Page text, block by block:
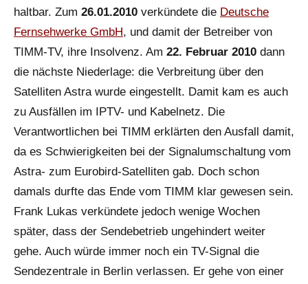
haltbar. Zum 26.01.2010 verkündete die Deutsche
Fernsehwerke GmbH, und damit der Betreiber von
TIMM-TV, ihre Insolvenz. Am 22. Februar 2010 dann
die nächste Niederlage: die Verbreitung über den
Satelliten Astra wurde eingestellt. Damit kam es auch
zu Ausfällen im IPTV- und Kabelnetz. Die
Verantwortlichen bei TIMM erklärten den Ausfall damit,
da es Schwierigkeiten bei der Signalumschaltung vom
Astra- zum Eurobird-Satelliten gab. Doch schon
damals durfte das Ende vom TIMM klar gewesen sein.
Frank Lukas verkündete jedoch wenige Wochen
später, dass der Sendebetrieb ungehindert weiter
gehe. Auch würde immer noch ein TV-Signal die
Sendezentrale in Berlin verlassen. Er gehe von einer